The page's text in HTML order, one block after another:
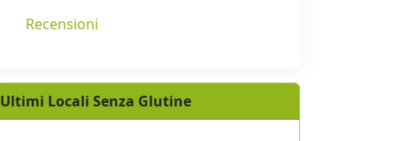
Recensioni
Ultimi Locali Senza Glutine